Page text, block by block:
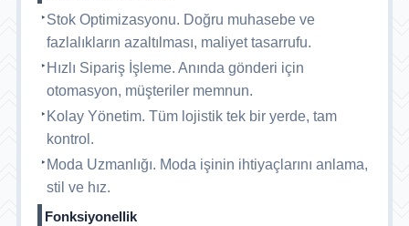
Stok Optimizasyonu. Doğru muhasebe ve
fazlalıkların azaltılması, maliyet tasarrufu.
Hızlı Sipariş İşleme. Anında gönderi için
otomasyon, müşteriler memnun.
Kolay Yönetim. Tüm lojistik tek bir yerde, tam
kontrol.
Moda Uzmanlığı. Moda işinin ihtiyaçlarını anlama,
stil ve hız.
Fonksiyonellik